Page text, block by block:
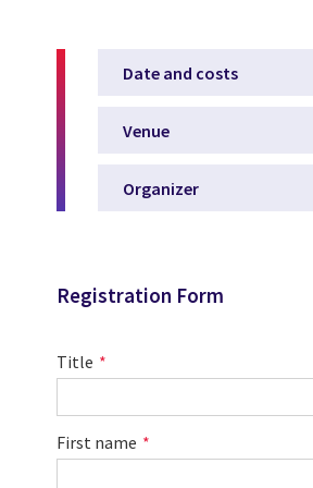
Date and costs
Venue
Organizer
Registration Form
Title
First name